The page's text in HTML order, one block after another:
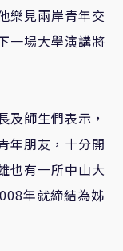
樂見兩岸青年交
一場大學演講將
及師生們表示，
年朋友，十分開
也有一所中山大
年就締結為姊